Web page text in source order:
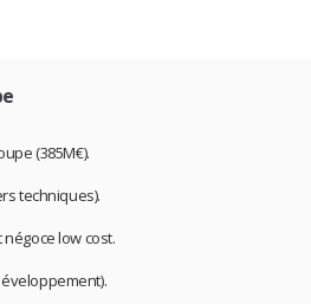
(385M€).
techniques).
low cost.